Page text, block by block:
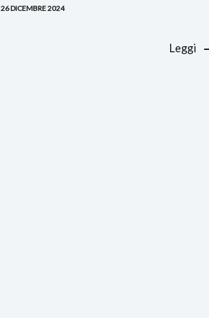
26 DICEMBRE 2024
Leggi